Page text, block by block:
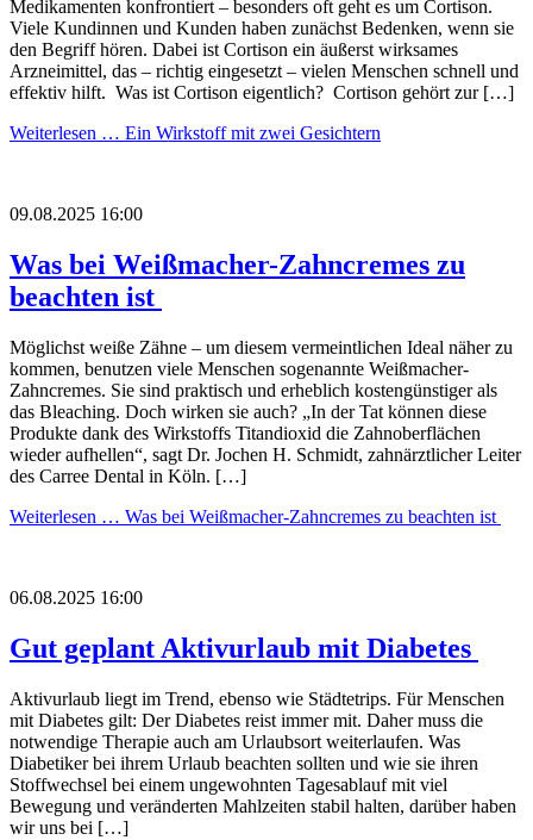
Medikamenten konfrontiert – besonders oft geht es um Cortison.
Viele Kundinnen und Kunden haben zunächst Bedenken, wenn sie
den Begriff hören. Dabei ist Cortison ein äußerst wirksames
Arzneimittel, das – richtig eingesetzt – vielen Menschen schnell und
effektiv hilft. Was ist Cortison eigentlich? Cortison gehört zur […]
Weiterlesen … Ein Wirkstoff mit zwei Gesichtern
09.08.2025 16:00
Was bei Weißmacher-Zahncremes zu
beachten ist
Möglichst weiße Zähne – um diesem vermeintlichen Ideal näher zu
kommen, benutzen viele Menschen sogenannte Weißmacher-
Zahncremes. Sie sind praktisch und erheblich kostengünstiger als
das Bleaching. Doch wirken sie auch? „In der Tat können diese
Produkte dank des Wirkstoffs Titandioxid die Zahnoberflächen
wieder aufhellen“, sagt Dr. Jochen H. Schmidt, zahnärztlicher Leiter
des Carree Dental in Köln. […]
Weiterlesen … Was bei Weißmacher-Zahncremes zu beachten ist
06.08.2025 16:00
Gut geplant Aktivurlaub mit Diabetes
Aktivurlaub liegt im Trend, ebenso wie Städtetrips. Für Menschen
mit Diabetes gilt: Der Diabetes reist immer mit. Daher muss die
notwendige Therapie auch am Urlaubsort weiterlaufen. Was
Diabetiker bei ihrem Urlaub beachten sollten und wie sie ihren
Stoffwechsel bei einem ungewohnten Tagesablauf mit viel
Bewegung und veränderten Mahlzeiten stabil halten, darüber haben
wir uns bei […]